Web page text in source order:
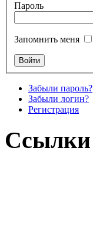
Пароль
Запомнить меня
Забыли пароль?
Забыли логин?
Регистрация
Ссылки